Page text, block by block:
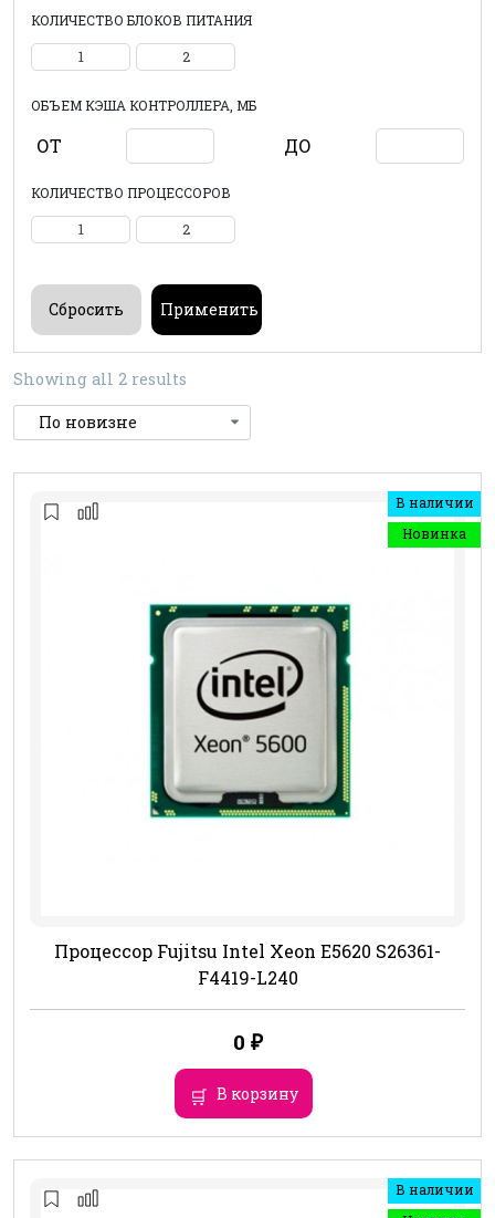
КОЛИЧЕСТВО БЛОКОВ ПИТАНИЯ
1 2
ОБЪЕМ КЭША КОНТРОЛЛЕРА, МБ
ОТ ДО
КОЛИЧЕСТВО ПРОЦЕССОРОВ
1 2
Showing all 2 results
В наличии
Новинка
Процессор Fujitsu Intel Xeon E5620 S26361-
F4419-L240
0 ₽
В корзину
В наличии